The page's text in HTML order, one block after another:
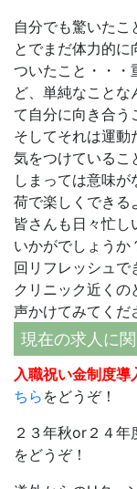
自分でも驚いたこ
とでまだ体力的
ついたこと・・・
ど、単純なことな
て自分に向き合う
そしてそれは運
気をつけているこ
しまっては意味
荷で楽しくできる
皆さんも日々忙し
いかがでしょうか
回リフレッシュで
クリニック近くの
声かけてみてくだ
現在の求人に
入職祝い金制度導
ちら をどうぞ！
２３年秋or２４
をどうぞ！